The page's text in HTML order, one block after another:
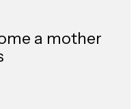
a mother